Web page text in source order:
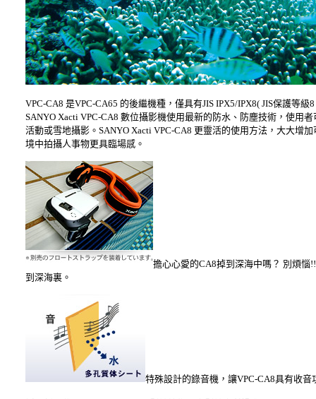
VPC-CA8 是VPC-CA65 的後繼機種，僅具有JIS IPX5/IPX8( JIS保護等級8
SANYO Xacti VPC-CA8 數位攝影機使用最新的防水、防塵技術，使用
活動或雪地攝影。SANYO Xacti VPC-CA8 更靈活的使用方法，大大增
境中拍攝人事物更具臨場感。
擔心心愛的CA8掉到深海中嗎？ 別煩惱
到深海裏。
特殊設計的錄音機，讓VPC-CA8具有收音